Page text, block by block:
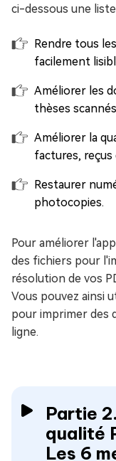
ci-dessous une
Rendre tous
facilement
Améliorer les
thèses
Améliorer la
factures,
Restaurer
photocopies.
Pour améliorer
des fichiers pour
résolution de vos
Vous pouvez ainsi
pour imprimer des
ligne.
Partie
qualité
Les 6